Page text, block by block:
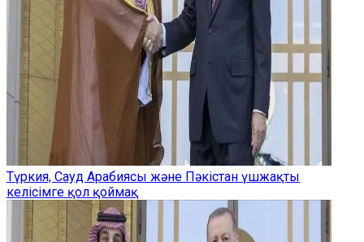
Түркия, Сауд Арабиясы және Пәкістан үшжақты
келісімге қол қоймақ